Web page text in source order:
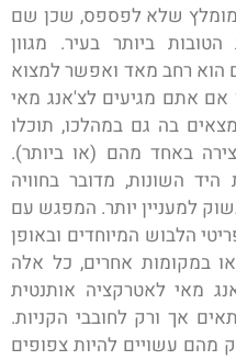
מומלץ שלא לפספס, שכן שם
ביותר בעיר. מגוון
הוא רחב מאד ואפשר למצוא
אם אתם מגיעים לצ'אנג מאי
בה גם במהלכו, תוכלו
באחד מהם (או ביותר).
היד השונות, מדובר בחוויה
למעניין יותר. המפגש עם
הלבוש המיוחדים ובאופן
במקומות אחרים, כל אלה
מאי לאטרקציה אותנטית
אך ורק לחובבי הקניות.
מהם עשויים להיות צפופים